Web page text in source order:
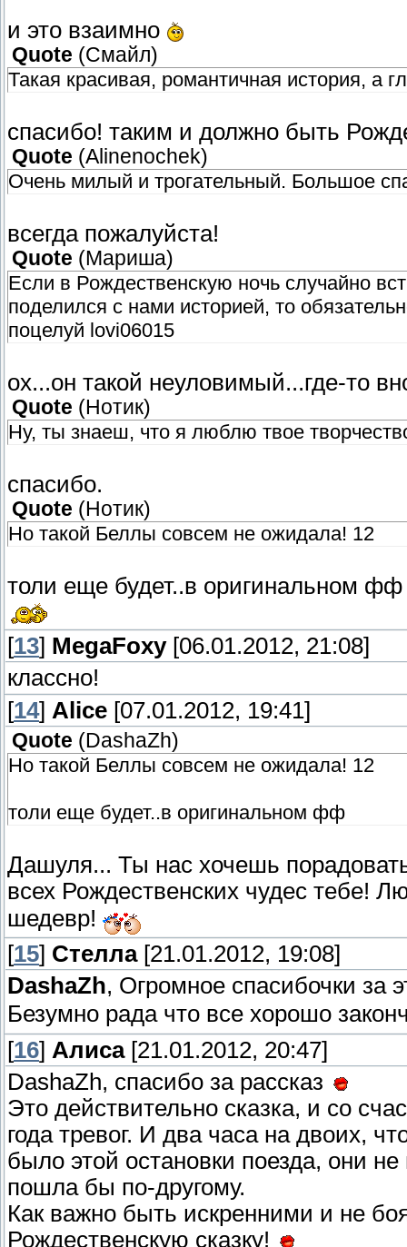
и это взаимно
Quote (Смайл)
Такая красивая, романтичная история, а
спасибо! таким и должно быть
Quote (Alinenochek)
Очень милый и трогательный. Большое
всегда пожалуйста!
Quote (Мариша)
Если в Рождественскую ночь случайно
поделился с нами историей, то
поцелуй lovi06015
ох...он такой неуловимый...где-то
Quote ( Нотик)
Ну, ты знаеш, что я люблю твое
спасибо.
Quote ( Нотик)
Но такой Беллы совсем не ожидала! 12
толи еще будет..в оригинальном
[13] MegaFoxy[06.01.2012, 21:08]
классно!
[14] Alice [07.01.2012, 19:41]
Quote ( DashaZh)
Но такой Беллы совсем не ожидала! 12
толи еще будет..в оригинальном фф
Дашуля... Ты нас хочешь
всех Рождественских чудес тебе!
шедевр!
[15] Стелла[21.01.2012, 19:08]
DashaZh, Огромное спасибочки за
Безумно рада что все хорошо
[16] Алиса[21.01.2012, 20:47]
DashaZh, спасибо за рассказ
Это действительно сказка, и со
года тревог. И два часа на двоих,
было этой остановки поезда, они
пошла бы по-другому.
Как важно быть искренними и не
Рождественскую сказку!